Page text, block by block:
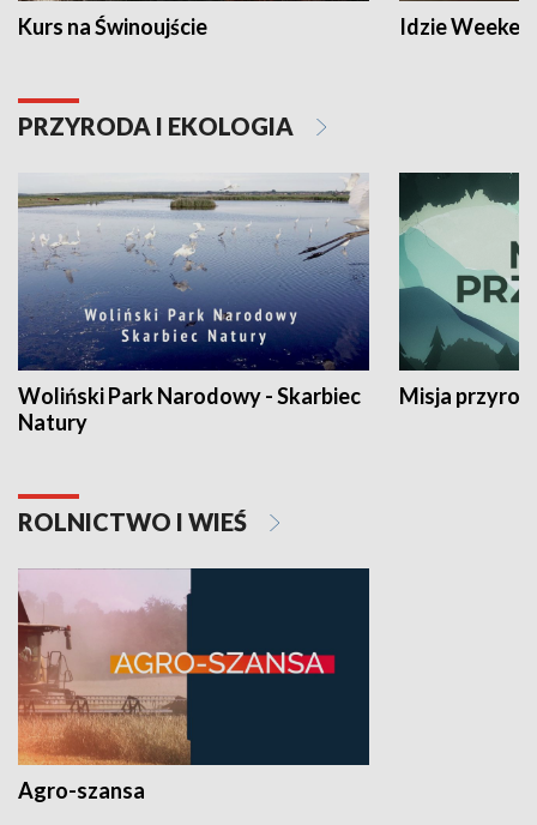
Kurs na Świnoujście Idzie
PRZYRODA I EKOLOGIA
Woliński Park Narodowy - Skarbiec
Natury
Misja
ROLNICTWO I WIEŚ
Agro-szansa